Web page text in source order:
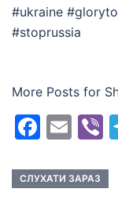
#ukraine
#stoprussia
More Posts for
СЛУХАТИ ЗАРАЗ